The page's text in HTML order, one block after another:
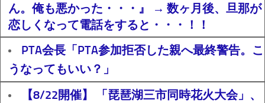
ん。俺も悪かった・・・』 → 数ヶ月後、旦那が
恋しくなって電話をすると・・・！！
PTA会長「PTA参加拒否した親へ最終警告。こ
うなってもいい？」
【8/22開催】 「琵琶湖三市同時花火大会」、